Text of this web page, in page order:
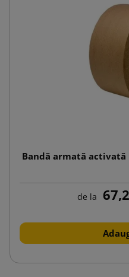
Bandă armată activată
de la